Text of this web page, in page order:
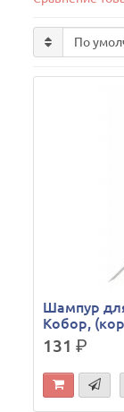
Шампур
Кобор,
131р.